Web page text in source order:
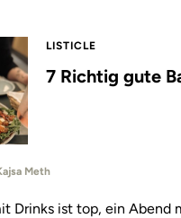
LISTICLE
7 Richtig gute
Meth
Drinks ist top, ein Abend